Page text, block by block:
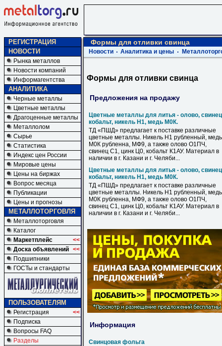
РЕГИСТРАЦИЯ
НОВОСТИ
Рынка металлов
Новости компаний
Информагентства
АНАЛИТИКА
Черные металлы
Цветные металлы
Драгоценные металлы
Металлолом
Сырье
Статистика
Индекс цен России
Мировые цены
Цены на биржах
Вопрос месяца
Публикации
Цены и прогнозы
МЕТАЛЛОТОРГОВЛЯ
Металлоторговля
Каталог
Маркетплейс
<<
Доска объявлений <<
Подшипники
ГОСТы и стандарты
ПОЛЬЗОВАТЕЛЯМ
Регистрация
<<
Подписка
Вопросы FAQ
Разделы
Формы для отливки свинца
Новости Аналитика и цены
Формы для отливки свинца
Предложения на продажу
Цветные металлы для литья - олово,
кобальт, никель Н1, медь М0К.
ТД «ПШД» предлагает к поставке различные
цветные металлы. Никель Н1 рубленный, медь
М0К рубленна, МФ9, а также олово О1ПЧ,
свинец С1, цинк Ц0, кобальт К1АУ. Материал в
наличии в г. Казани и г. Челяби...
Цветные металлы для литья - олово,
кобальт, никель Н1, медь М0К.
ТД «ПШД» предлагает к поставке различные
цветные металлы. Никель Н1 рубленный, медь
М0К рубленна, МФ9, а также олово О1ПЧ,
свинец С1, цинк Ц0, кобальт К1АУ. Материал в
наличии в г. Казани и г. Челяби...
Информация
Свинцовая фольга